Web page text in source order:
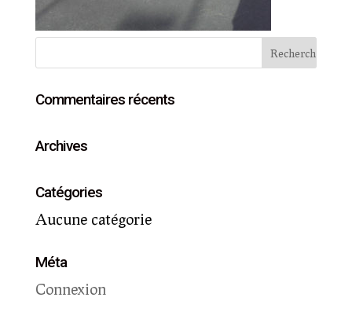
Commentaires récents
Archives
Catégories
Aucune catégorie
Méta
Connexion